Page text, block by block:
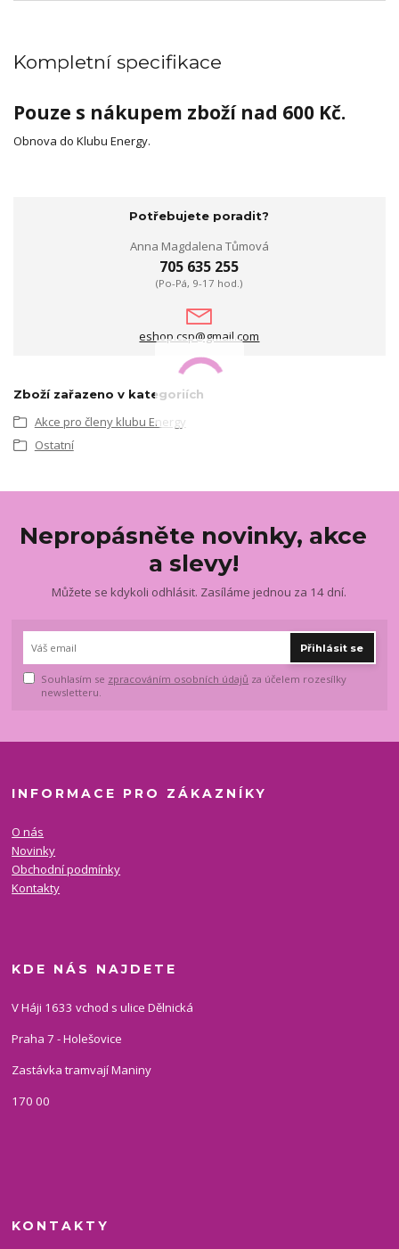
Kompletní specifikace
Pouze s nákupem zboží nad 600 Kč.
Obnova do Klubu Energy.
Potřebujete poradit?
Anna Magdalena Tůmová
705 635 255
(Po-Pá, 9-17 hod.)
eshop.csp@gmail.com
Zboží zařazeno v kategoriích
Akce pro členy klubu Energy
Ostatní
Nepropásněte novinky, akce
a slevy!
Můžete se kdykoli odhlásit. Zasíláme jednou za 14 dní.
Přihlásit se
Souhlasím se zpracováním osobních údajů za účelem rozesílky
newsletteru.
INFORMACE PRO ZÁKAZNÍKY
O nás
Novinky
Obchodní podmínky
Kontakty
KDE NÁS NAJDETE
V Háji 1633 vchod s ulice Dělnická
Praha 7 - Holešovice
Zastávka tramvají Maniny
170 00
KONTAKTY